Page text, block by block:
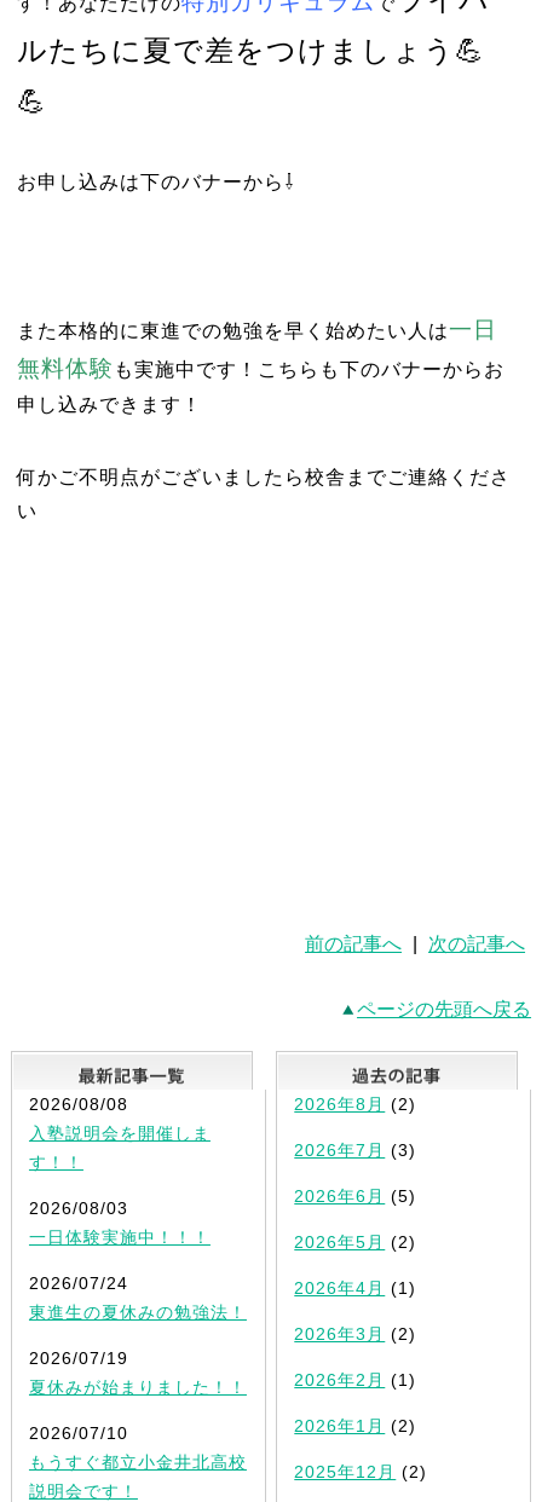
ルたちに夏で差をつけましょう💪
💪
お申し込みは下のバナーから⇩
また本格的に東進での勉強を早く始めたい人は一日
無料体験 も実施中です！こちらも下のバナーからお
申し込みできます！
何かご不明点がございましたら校舎までご連絡くださ
い
前の記事へ 次の記事へ
ページの先頭へ戻る
最新記事一覧
2026/08/08
入塾説明会を開催しま
す！！
2026/08/03
一日体験実施中！！！
2026/07/24
東進生の夏休みの勉強法！
2026/07/19
夏休みが始まりました！！
2026/07/10
もうすぐ都立小金井北高校
説明会です！
2026年8月 (2)
2026年7月 (3)
2026年6月 (5)
2026年5月 (2)
2026年4月 (1)
2026年3月 (2)
2026年2月 (1)
2026年1月 (2)
2025年12月 (2)